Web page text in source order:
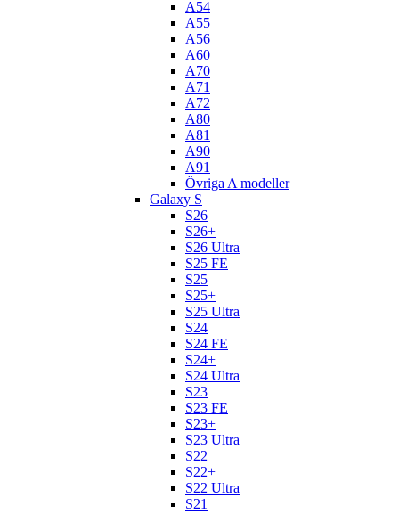
A54
A55
A56
A60
A70
A71
A72
A80
A81
A90
A91
Övriga A modeller
Galaxy S
S26
S26+
S26 Ultra
S25 FE
S25
S25+
S25 Ultra
S24
S24 FE
S24+
S24 Ultra
S23
S23 FE
S23+
S23 Ultra
S22
S22+
S22 Ultra
S21